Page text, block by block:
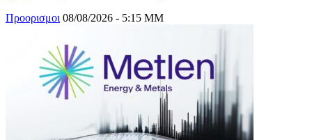
Προορισμοι 08/08/2026 - 5:15 ΜΜ